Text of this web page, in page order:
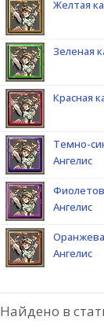
Желтая
Зеленая
Красная
Темно-
Ангелис
Ангелис
Ангелис
Найдено в